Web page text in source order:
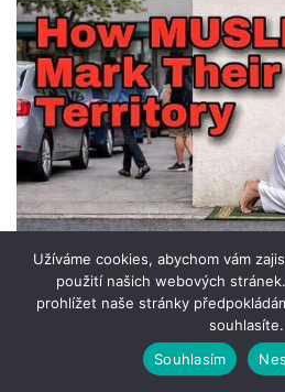
Nejčtenější články
Užíváme cookies, abychom vám
použití našich webových
prohlížet naše stránky
souhlasíte.
Souhlasím